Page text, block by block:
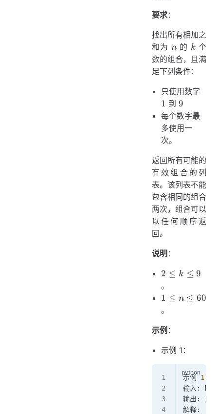
要求：
找出所有相加之
和为 n
n的 k
k 个
数的组合，且满
足下列条件：
只使用数字
1 到9
9
每个数字最
多使用一
次。
返回所有可能的
有效组合的列
表。该列表不能
包含相同的组合
两次，组合可以
以任何顺序返
回。
说明：
2
\le
k
9
2 ≤ k ≤ 9
。
1
\le
\le
1 ≤ n ≤ 60
。
示例 ：
示例 1：
示例 1 :
输入: k
输出: [[
解释: